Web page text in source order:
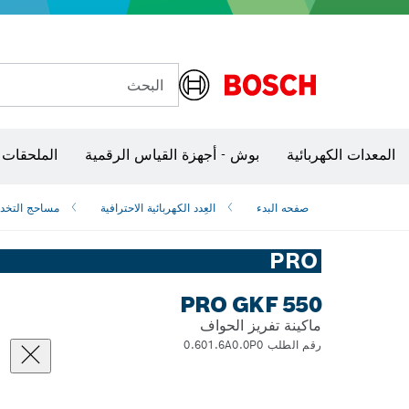
البحث
المعدات الكهربائية بوش - أجهزة القياس الرقمية
صفحه البدء العِدد الكهربائية الاحترافية مساحج
PRO
PRO GKF 550
ماكينة تفريز الحواف
رقم الطلب 0.601.6A0.0P0